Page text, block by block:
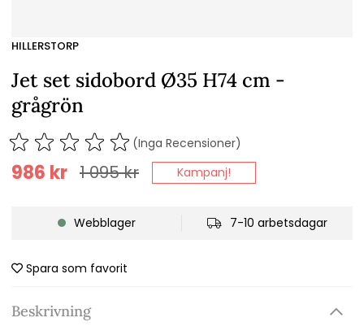
HILLERSTORP
Jet set sidobord Ø35 H74 cm -
grågrön
(Inga Recensioner)
1 095kr
986 kr Kampanj!
Webblager 7-10 arbetsdagar
Spara som favorit
Beskrivning